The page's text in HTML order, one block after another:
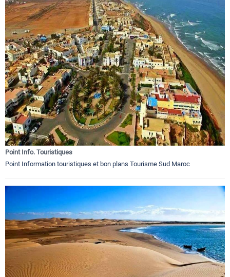
Point Info. Touristiques
Point Information touristiques et bon plans Tourisme Sud Maroc